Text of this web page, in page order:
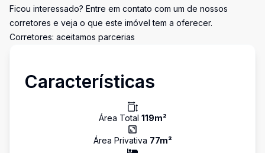
Ficou interessado? Entre em contato com um de nossos
corretores e veja o que este imóvel tem a oferecer.
Corretores: aceitamos parcerias
Características
Área Total 119m²
Área Privativa 77m²